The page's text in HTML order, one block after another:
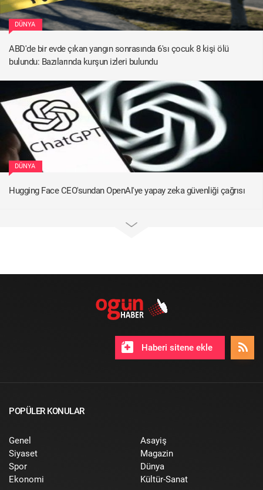
DÜNYA
ABD'de bir evde çıkan yangın sonrasında 6'sı çocuk 8 kişi ölü
bulundu: Bazılarında kurşun izleri bulundu
DÜNYA
Hugging Face CEO'sundan OpenAI'ye yapay zeka güvenliği çağrısı
Haberi sitene ekle
POPÜLER KONULAR
Genel
Siyaset
Spor
Ekonomi
Asayiş
Magazin
Dünya
Kültür-Sanat